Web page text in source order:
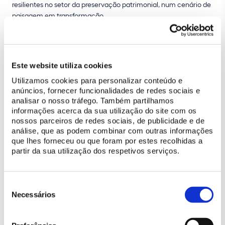
Este website utiliza cookies
Utilizamos cookies para personalizar conteúdo e
anúncios, fornecer funcionalidades de redes sociais e
analisar o nosso tráfego. Também partilhamos
informações acerca da sua utilização do site com os
nossos parceiros de redes sociais, de publicidade e de
análise, que as podem combinar com outras informações
que lhes forneceu ou que foram por estes recolhidas a
partir da sua utilização dos respetivos serviços.
Necessários
resilientes no setor da preservação patrimonial, num cenário de
paisagem em transformação.
Carta de cooperación entre el Parque Nacional de Ordesa y
Monte Perdido y el Parque Nacional de los Pirineos 2024-2034
Las líneas estratégicas definidas en el memorando de
colaboración entre los dos Parques Nacionales son: la
gobernanza, la conservación, el uso público, y las actividades
económicas y culturales, así como la obtención de fondos para
su implementación. El lema elegido entre ambos países es: una
frontera y unos objetivos comunes que impulsan el deseo y la
extraordinarios para las partes, no es jurídicamente vinculante y